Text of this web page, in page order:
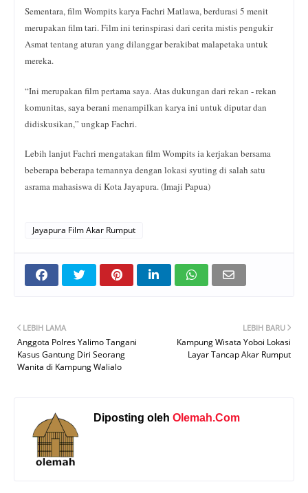
Sementara, film Wompits karya Fachri Matlawa, berdurasi 5 menit
merupakan film tari. Film ini terinspirasi dari cerita mistis pengukir
Asmat tentang aturan yang dilanggar berakibat malapetaka untuk
mereka.
“Ini merupakan film pertama saya. Atas dukungan dari rekan - rekan
komunitas, saya berani menampilkan karya ini untuk diputar dan
didiskusikan,” ungkap Fachri.
Lebih lanjut Fachri mengatakan film Wompits ia kerjakan bersama
beberapa beberapa temannya dengan lokasi syuting di salah satu
asrama mahasiswa di Kota Jayapura. (Imaji Papua)
Jayapura Film Akar Rumput
LEBIH BARU
Kampung Wisata Yoboi Lokasi
Layar Tancap Akar Rumput
LEBIH LAMA
Anggota Polres Yalimo Tangani
Kasus Gantung Diri Seorang
Wanita di Kampung Walialo
Diposting oleh Olemah.Com